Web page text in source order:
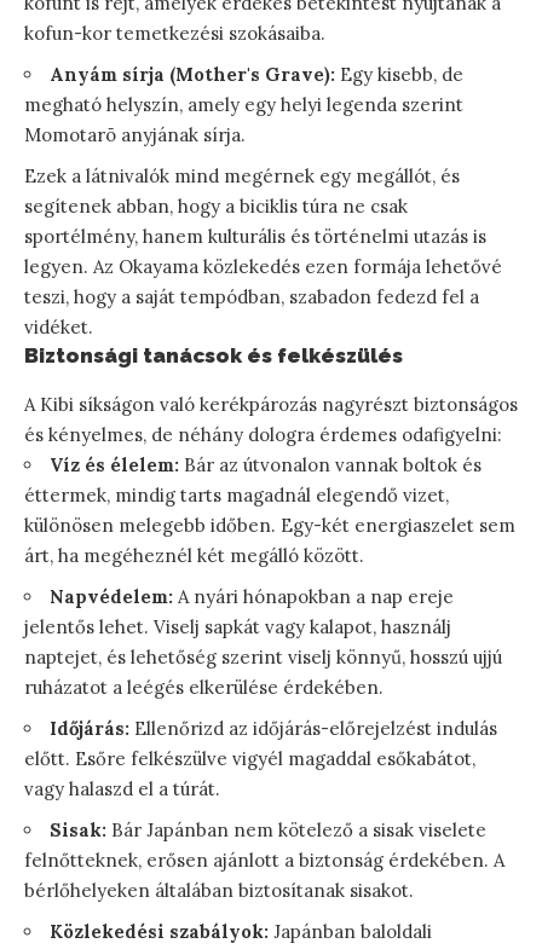
kofun-kor temetkezési szokásaiba.
Anyám sírja (Mother's Grave): Egy kisebb, de
megható helyszín, amely egy helyi legenda szerint
Momotarō anyjának sírja.
Ezek a látnivalók mind megérnek egy megállót, és
segítenek abban, hogy a biciklis túra ne csak
sportélmény, hanem kulturális és történelmi utazás is
legyen. Az Okayama közlekedés ezen formája lehetővé
teszi, hogy a saját tempódban, szabadon fedezd fel a
vidéket.
Biztonsági tanácsok és felkészülés
A Kibi síkságon való kerékpározás nagyrészt biztonságos
és kényelmes, de néhány dologra érdemes odafigyelni:
Víz és élelem: Bár az útvonalon vannak boltok és
éttermek, mindig tarts magadnál elegendő vizet,
különösen melegebb időben. Egy-két energiaszelet sem
árt, ha megéheznél két megálló között.
Napvédelem: A nyári hónapokban a nap ereje
jelentős lehet. Viselj sapkát vagy kalapot, használj
naptejet, és lehetőség szerint viselj könnyű, hosszú ujjú
ruházatot a leégés elkerülése érdekében.
Időjárás: Ellenőrizd az időjárás-előrejelzést indulás
előtt. Esőre felkészülve vigyél magaddal esőkabátot,
vagy halaszd el a túrát.
Sisak: Bár Japánban nem kötelező a sisak viselete
felnőtteknek, erősen ajánlott a biztonság érdekében. A
bérlőhelyeken általában biztosítanak sisakot.
Közlekedési szabályok: Japánban baloldali